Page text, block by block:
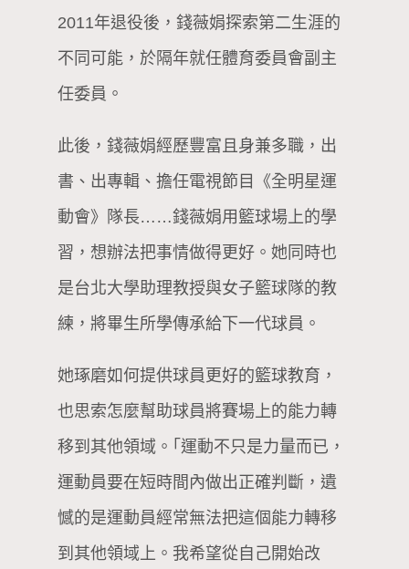
2011年退役後，錢薇娟探索第二生涯的
不同可能，於隔年就任體育委員會副主
任委員。
此後，錢薇娟經歷豐富且身兼多職，出
書、出專輯、擔任電視節目《全明星運
動會》隊長……錢薇娟用籃球場上的學
習，想辦法把事情做得更好。她同時也
是台北大學助理教授與女子籃球隊的教
練，將畢生所學傳承給下一代球員。
她琢磨如何提供球員更好的籃球教育，
也思索怎麼幫助球員將賽場上的能力轉
移到其他領域。｢運動不只是力量而已，
運動員要在短時間內做出正確判斷，遺
憾的是運動員經常無法把這個能力轉移
到其他領域上。我希望從自己開始改